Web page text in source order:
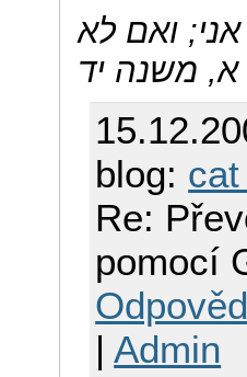
ואם לא
א, משנה יד
blog:
Re:
pomocí
|Admin